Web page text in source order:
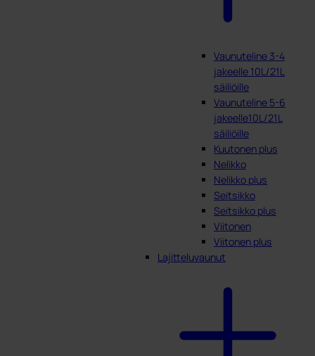
Vaunuteline 3-4
jakeelle 10L/21L
säiliöille
Vaunuteline 5-6
jakeelle10L/21L
säiliöille
Kuutonen plus
Nelikko
Nelikko plus
Seitsikko
Seitsikko plus
Viitonen
Viitonen plus
Lajitteluvaunut